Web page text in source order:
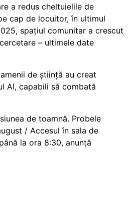
a redus cheltuielile de
cap de locuitor, în ultimul
spațiul comunitar a crescut
– ultimele date
de știință au creat
AI, capabili să combată
de toamnă. Probele
/ Accesul în sala de
la ora 8:30, anunță